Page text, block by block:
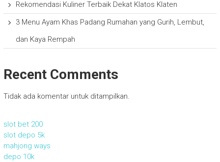
Rekomendasi Kuliner Terbaik Dekat Klatos Klaten
3 Menu Ayam Khas Padang Rumahan yang Gurih, Lembut,
dan Kaya Rempah
Recent Comments
Tidak ada komentar untuk ditampilkan.
slot bet 200
slot depo 5k
mahjong ways
depo 10k